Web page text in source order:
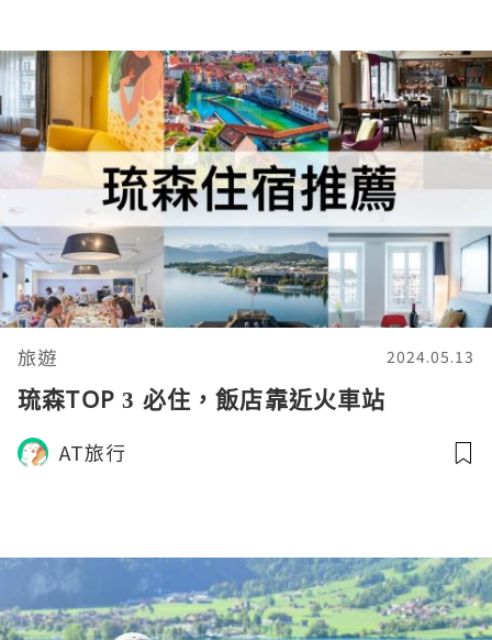
旅遊 2024.05.13
琉森TOP 3 必住，飯店靠近火車站
AT旅行